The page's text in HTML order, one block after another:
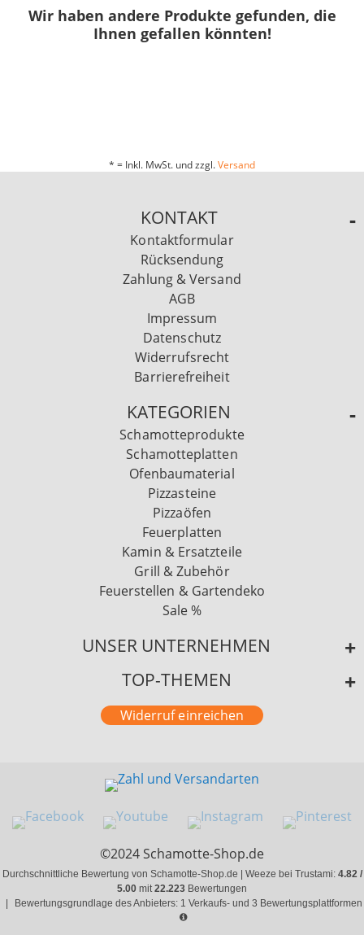
Wir haben andere Produkte gefunden, die
Ihnen gefallen könnten!
* = Inkl. MwSt. und zzgl.Versand
KONTAKT
Kontaktformular
Rücksendung
Zahlung & Versand
AGB
Impressum
Datenschutz
Widerrufsrecht
Barrierefreiheit
KATEGORIEN
Schamotteprodukte
Schamotteplatten
Ofenbaumaterial
Pizzasteine
Pizzaöfen
Feuerplatten
Kamin & Ersatzteile
Grill & Zubehör
Feuerstellen & Gartendeko
Sale %
UNSER UNTERNEHMEN
TOP-THEMEN
Widerruf einreichen
©2024 Schamotte-Shop.de
Durchschnittliche Bewertung von Schamotte-Shop.de | Weeze bei Trustami: 4.82 /
5.00 mit22.223 Bewertungen
Bewertungsgrundlage des Anbieters: 1 Verkaufs- und 3 Bewertungsplattformen